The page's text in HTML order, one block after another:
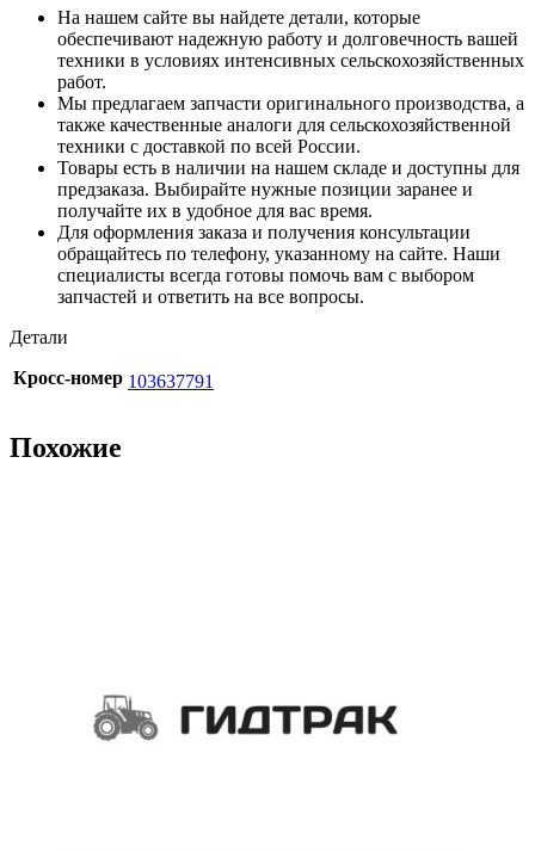
На нашем сайте вы найдете детали, которые
обеспечивают надежную работу и долговечность вашей
техники в условиях интенсивных сельскохозяйственных
работ.
Мы предлагаем запчасти оригинального производства, а
также качественные аналоги для сельскохозяйственной
техники с доставкой по всей России.
Товары есть в наличии на нашем складе и доступны для
предзаказа. Выбирайте нужные позиции заранее и
получайте их в удобное для вас время.
Для оформления заказа и получения консультации
обращайтесь по телефону, указанному на сайте. Наши
специалисты всегда готовы помочь вам с выбором
запчастей и ответить на все вопросы.
Детали
Кросс-номер 103637791
Похожие